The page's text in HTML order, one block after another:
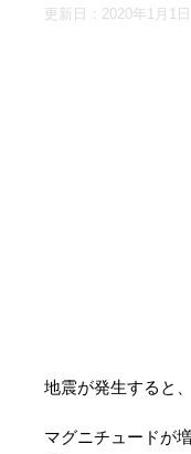
更新日： 2020年1月1日
地震が発生すると
マグニチュードが